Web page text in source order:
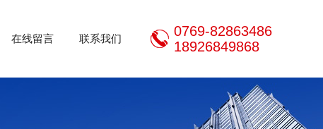
在线留言 联系我们
0769-82863486
18926849868